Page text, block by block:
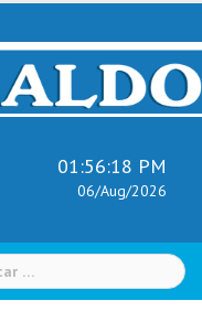
01:56:19 PM
06/Aug/2026